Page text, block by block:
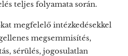
teljes folyamata során.
megfelelő intézkedésekkel
megsemmisítés,
sérülés, jogosulatlan